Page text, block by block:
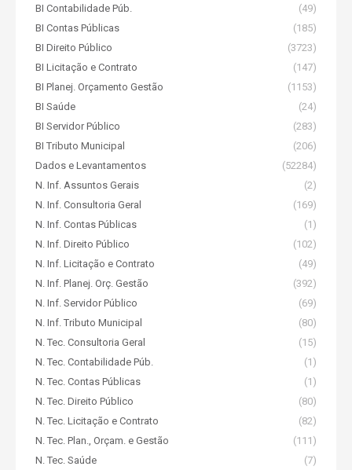
BI Contabilidade Púb.
(49)
BI Contas Públicas
(185)
BI Direito Público
(3723)
BI Licitação e Contrato
(147)
BI Planej. Orçamento Gestão
(1153)
BI Saúde
(24)
BI Servidor Público
(283)
BI Tributo Municipal
(206)
Dados e Levantamentos
(52284)
N. Inf. Assuntos Gerais
(2)
N. Inf. Consultoria Geral
(169)
N. Inf. Contas Públicas
(1)
N. Inf. Direito Público
(102)
N. Inf. Licitação e Contrato
(49)
N. Inf. Planej. Orç. Gestão
(392)
N. Inf. Servidor Público
(69)
N. Inf. Tributo Municipal
(80)
N. Tec. Consultoria Geral
(15)
N. Tec. Contabilidade Púb.
(1)
N. Tec. Contas Públicas
(1)
N. Tec. Direito Público
(80)
N. Tec. Licitação e Contrato
(82)
N. Tec. Plan., Orçam. e Gestão
(111)
N. Tec. Saúde
(7)